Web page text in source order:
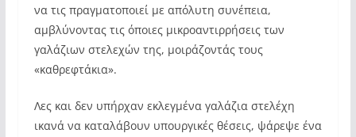
να τις πραγματοποιεί με απόλυτη συνέπεια,
αμβλύνοντας τις όποιες μικροαντιρρήσεις των
γαλάζιων στελεχών της, μοιράζοντάς τους
«καθρεφτάκια».
Λες και δεν υπήρχαν εκλεγμένα γαλάζια στελέχη
ικανά να καταλάβουν υπουργικές θέσεις, ψάρεψε ένα